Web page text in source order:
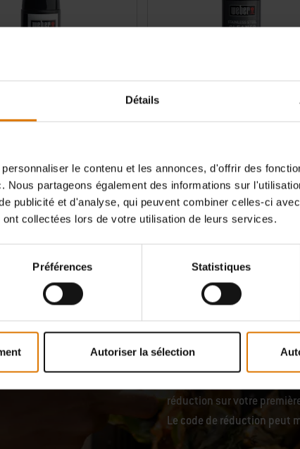
Détails
le contenu et les annonces, d'offrir des
Nous partageons également des informations sur
publicité et d'analyse, qui peuvent combiner celles-ci
collectées lors de votre utilisation de leurs services.
Préférences Statistiques
Autoriser la sélection
pour fonte
pièces et accessoires en fonte
frais de port
Nettoyant pour acier inoxydable
11,99 €
TVA incluse, plus frais de port
Color Options
que pour vous
Recevez des actualités
cuisine et d’amateurs de
réduction sur votre
Le code de réduction peut